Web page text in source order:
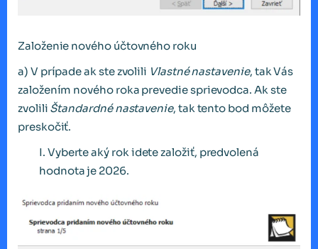
Založenie nového účtovného roku
a) V prípade ak ste zvolili Vlastné nastavenie, tak Vás
založením nového roka prevedie sprievodca. Ak ste
zvolili Štandardné nastavenie, tak tento bod môžete
preskočiť.
I. Vyberte aký rok idete založiť, predvolená
hodnota je 2026.